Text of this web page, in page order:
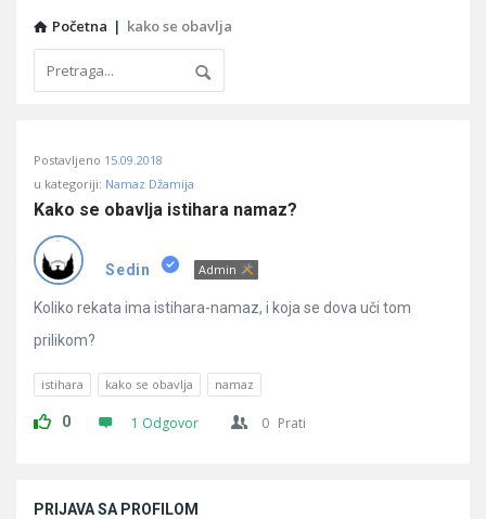
Početna | kako se obavlja
Učene
Latest
Pitanja
Postavljeno 15.09.2018
u kategoriji: Namaz Džamija
Kako se obavlja istihara namaz?
Sedin Admin
Koliko rekata ima istihara-namaz, i koja se dova uči tom
prilikom?
istihara kako se obavlja namaz
0 1 Odgovor 0 Prati
PRIJAVA SA PROFILOM